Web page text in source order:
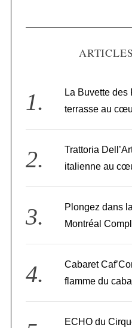
La Buvette
terrasse au
Trattoria
italienne au
Plongez dans
Montréal
Cabaret
flamme du
ECHO du